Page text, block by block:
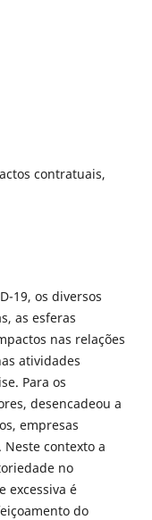
contratuais,
19, os diversos
as esferas
nas relações
atividades
Para os
desencadeou a
empresas
contexto a
no
excessiva é
do